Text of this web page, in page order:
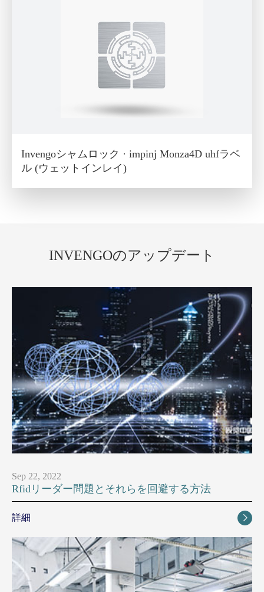
Invengoシャムロック · impinj Monza4D uhfラベ
ル (ウェットインレイ)
INVENGOのアップデート
Sep 22, 2022
Rfidリーダー問題とそれらを回避する方法
詳細 